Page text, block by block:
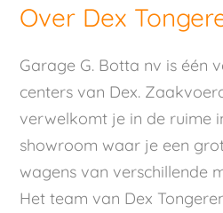
Over Dex
Garage G. Botta nv is één
centers van Dex.
verwelkomt je in de ruime
showroom waar je een
wagens van verschillende
Het team van Dex